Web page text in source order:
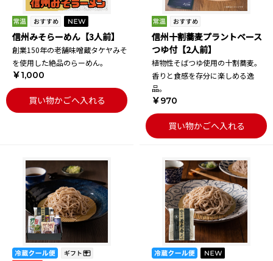
信州みそらーめん【3人前】
創業150年の老舗味噌蔵タケヤみそ
を使用した絶品のらーめん。
￥1,000
買い物かごへ入れる
信州十割蕎麦プラントベース
つゆ付【2人前】
植物性そばつゆ使用の十割蕎麦。
香りと食感を存分に楽しめる逸
品。
￥970
買い物かごへ入れる